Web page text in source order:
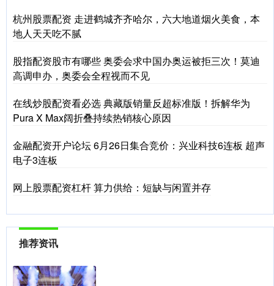
杭州股票配资 走进鹤城齐齐哈尔，六大地道烟火美食，本
地人天天吃不腻
股指配资股市有哪些 奥委会求中国办奥运被拒三次！莫迪
高调申办，奥委会全程视而不见
在线炒股配资看必选 典藏版销量反超标准版！拆解华为
Pura X Max阔折叠持续热销核心原因
金融配资开户论坛 6月26日集合竞价：兴业科技6连板 超声
电子3连板
网上股票配资杠杆 算力供给：短缺与闲置并存
推荐资讯